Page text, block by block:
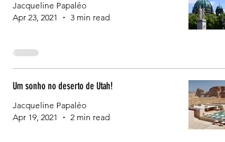
Jacqueline Papaléo
Apr 23, 2021
3 min read
Um sonho no deserto de Utah!
Jacqueline Papaléo
Apr 19, 2021
2 min read